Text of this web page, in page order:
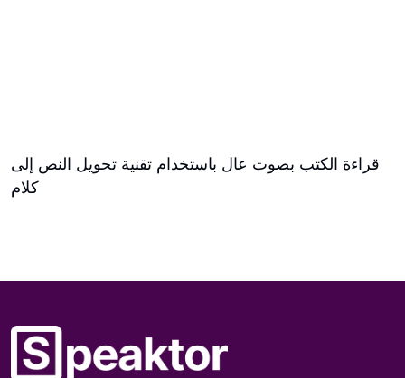
قراءة الكتب بصوت عال باستخدام تقنية تحويل النص إلى
كلام